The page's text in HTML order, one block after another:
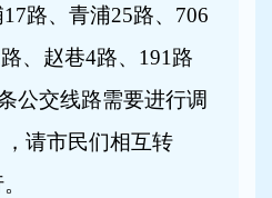
路、青浦25路、706
、赵巷4路、191路
公交线路需要进行调
请市民们相互转